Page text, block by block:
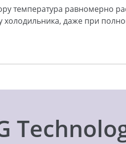
температура равномерно
даже при